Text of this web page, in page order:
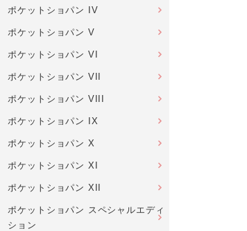
ポケットショパン IV
ポケットショパン V
ポケットショパン VI
ポケットショパン VII
ポケットショパン VIII
ポケットショパン IX
ポケットショパン X
ポケットショパン XI
ポケットショパン XII
ポケットショパン スペシャルエディ
ション